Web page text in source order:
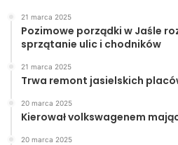
21 marca 2025
Pozimowe porządki w Jaśle
sprzątanie ulic i chodników
21 marca 2025
Trwa remont jasielskich
20 marca 2025
Kierował volkswagenem
20 marca 2025